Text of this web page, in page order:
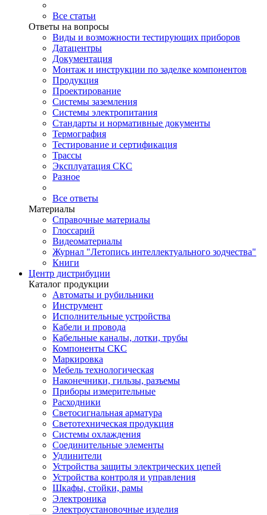
Все статьи
Ответы на вопросы
Виды и возможности тестирующих приборов
Датацентры
Документация
Монтаж и инструкции по заделке компонентов
Продукция
Проектирование
Системы заземления
Системы электропитания
Стандарты и нормативные документы
Термография
Тестирование и сертификация
Трассы
Эксплуатация СКС
Разное
Все ответы
Материалы
Справочные материалы
Глоссарий
Видеоматериалы
Журнал "Летопись интеллектуального зодчества"
Книги
Центр дистрибуции
Каталог продукции
Автоматы и рубильники
Инструмент
Исполнительные устройства
Кабели и провода
Кабельные каналы, лотки, трубы
Компоненты СКС
Маркировка
Мебель технологическая
Наконечники, гильзы, разъемы
Приборы измерительные
Расходники
Светосигнальная арматура
Светотехническая продукция
Системы охлаждения
Соединительные элементы
Удлинители
Устройства защиты электрических цепей
Устройства контроля и управления
Шкафы, стойки, рамы
Электроника
Электроустановочные изделия